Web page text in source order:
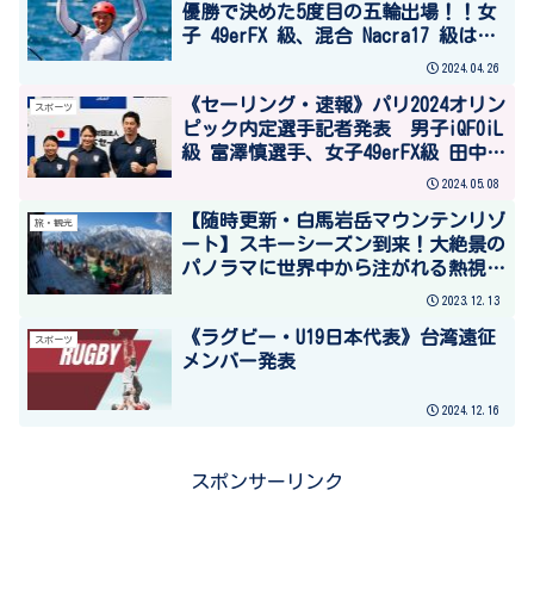
優勝で決めた5度目の五輪出場！！女
子 49erFX 級、混合 Nacra17 級はメ
2024.04.26
スポーツ
《セーリング・速報》パリ2024オリン
ピック内定選手記者発表 男子iQFOiL
級 富澤慎選手、女子49erFX級 田中美
2024.05.08
旅・観光
【随時更新・白馬岩岳マウンテンリゾ
ート】スキーシーズン到来！大絶景の
パノラマに世界中から注がれる熱視
線。白馬岩岳マウンテンビューの魅力
2023.12.13
スポーツ
《ラグビー・U19日本代表》台湾遠征
メンバー発表
2024.12.16
スポンサーリンク